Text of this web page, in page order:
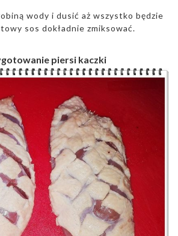
wody i dusić aż wszystko będzie
sos dokładnie zmiksować.
piersi kaczki